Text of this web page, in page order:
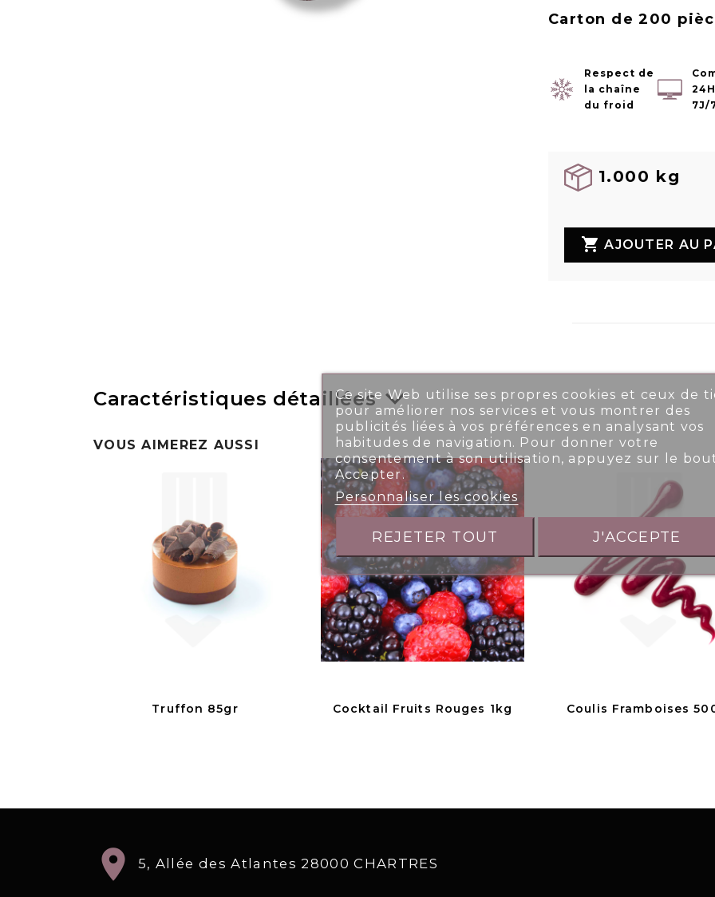
Carton de 200
Respect de
la chaîne
du froid
7J/
1.000 kg
 AJOUTER AU
Caractéristiques détaillées
VOUS AIMEREZ AUSSI
Truffon 85gr Cocktail Fruits Rouges 1kg Coulis Framboises
location_on 5, Allée des Atlantes 28000 CHARTRES
Ce site Web utilise ses propres cookies et ceux de
pour améliorer nos services et vous montrer des
publicités liées à vos préférences en analysant vos
habitudes de navigation. Pour donner votre
consentement à son utilisation, appuyez sur le
Accepter.
Personnaliser les cookies
REJETER TOUT J'ACCEPTE